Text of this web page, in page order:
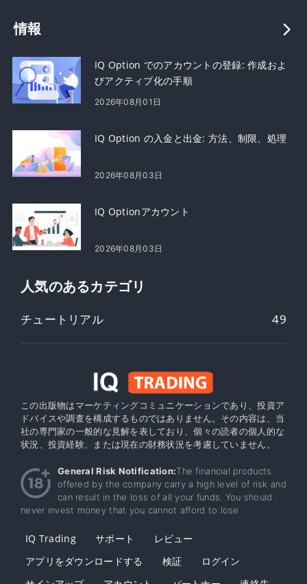
情報
IQ Option でのアカウントの登録: 作成およ
びアクティブ化の手順
2026年08月01日
IQ Option の入金と出金: 方法、制限、処理
2026年08月03日
IQ Optionアカウント
2026年08月03日
人気のあるカテゴリ
チュートリアル 49
この出版物はマーケティングコミュニケーションであり、投資ア
ドバイスや調査を構成するものではありません。その内容は、当
社の専門家の一般的な見解を表しており、個々の読者の個人的な
状況、投資経験、または現在の財務状況を考慮していません。
General Risk Notification:The financial products
offered by the company carry a high level of risk and
can result in the loss of all your funds. You should
never invest money that you cannot afford to lose.
IQ Trading サポート
レビュー
アプリをダウンロードする
検証
ログイン